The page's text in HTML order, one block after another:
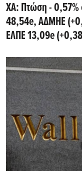
ΧΑ: Πτώση - 0,57%
48,54e, ΑΔΜΗΕ
ΕΛΠΕ 13,09e